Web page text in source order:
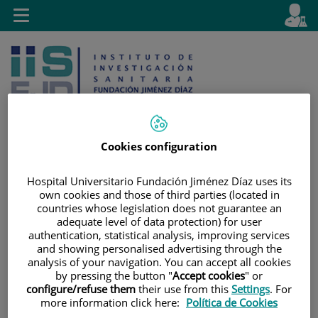
Jump to content
Language
Active
en
Search
Toggle
navigation
Cookies configuration
Hospital Universitario Fundación Jiménez Díaz uses its
own cookies and those of third parties (located in
countries whose legislation does not guarantee an
adequate level of data protection) for user
authentication, statistical analysis, improving services
and showing personalised advertising through the
analysis of your navigation. You can accept all cookies
by pressing the button "Accept cookies" or
configure/refuse them their use from this Settings. For
more information click here: Política de Cookies